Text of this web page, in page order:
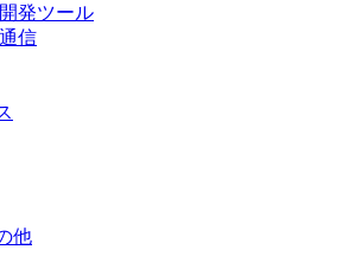
発ツール
信
他